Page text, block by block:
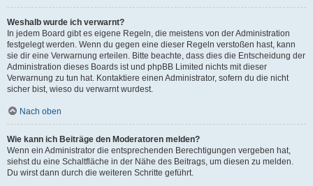
Weshalb wurde ich verwarnt?
In jedem Board gibt es eigene Regeln, die meistens von der Administration
festgelegt werden. Wenn du gegen eine dieser Regeln verstoßen hast, kann
sie dir eine Verwarnung erteilen. Bitte beachte, dass dies die Entscheidung der
Administration dieses Boards ist und phpBB Limited nichts mit dieser
Verwarnung zu tun hat. Kontaktiere einen Administrator, sofern du die nicht
sicher bist, wieso du verwarnt wurdest.
Nach oben
Wie kann ich Beiträge den Moderatoren melden?
Wenn ein Administrator die entsprechenden Berechtigungen vergeben hat,
siehst du eine Schaltfläche in der Nähe des Beitrags, um diesen zu melden.
Du wirst dann durch die weiteren Schritte geführt.